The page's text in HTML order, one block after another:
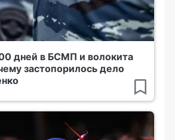
дней в БСМП и волокита
застопорилось дело